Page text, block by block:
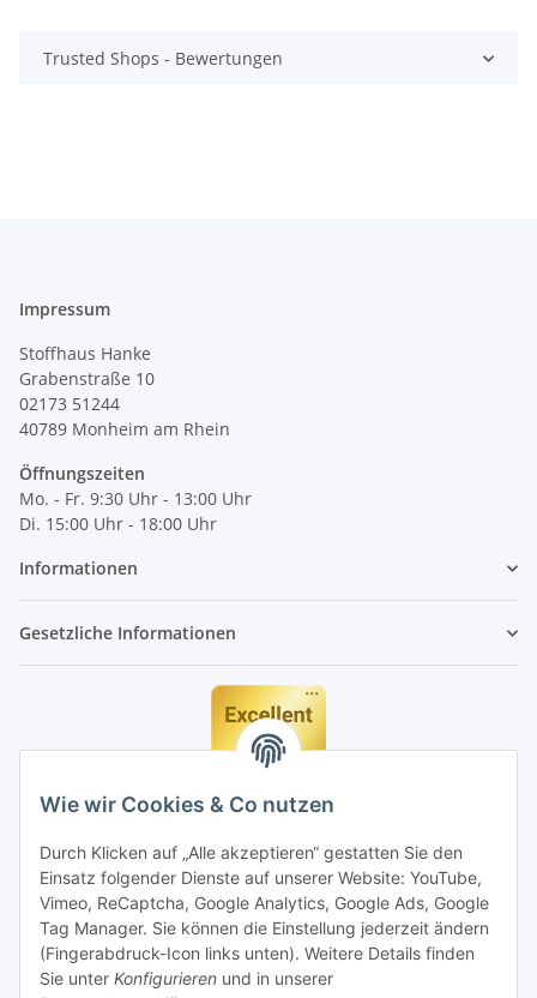
Wie wir Cookies & Co nutzen
Durch Klicken auf „Alle akzeptieren“ gestatten Sie den
Einsatz folgender Dienste auf unserer Website: YouTube,
Vimeo, ReCaptcha, Google Analytics, Google Ads, Google
Tag Manager. Sie können die Einstellung jederzeit ändern
(Fingerabdruck-Icon links unten). Weitere Details finden
Sie unter Konfigurieren und in unserer
Trusted Shops - Bewertungen
Impressum
Stoffhaus Hanke
Grabenstraße 10
02173 51244
40789 Monheim am Rhein
Öffnungszeiten
Mo. - Fr. 9:30 Uhr - 13:00 Uhr
Di. 15:00 Uhr - 18:00 Uhr
Informationen
Gesetzliche Informationen